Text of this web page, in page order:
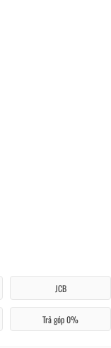
JCB
Trả góp 0%